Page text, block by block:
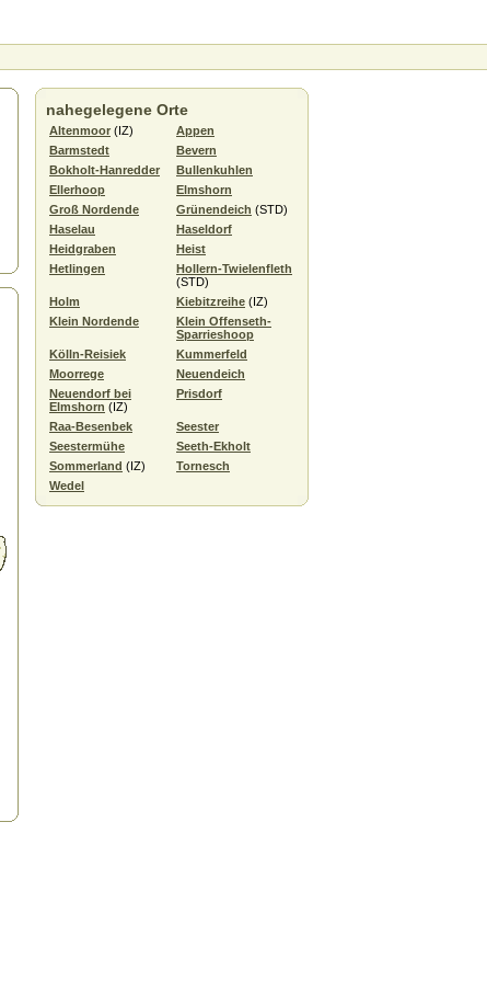
nahegelegene Orte
Altenmoor (IZ)
Appen
Barmstedt
Bevern
Bokholt-Hanredder
Bullenkuhlen
Ellerhoop
Elmshorn
Groß Nordende
Grünendeich (STD)
Haselau
Haseldorf
Heidgraben
Heist
Hetlingen
Hollern-Twielenfleth
(STD)
Holm
Kiebitzreihe (IZ)
Klein Nordende
Klein Offenseth-
Sparrieshoop
Kölln-Reisiek
Kummerfeld
Moorrege
Neuendeich
Neuendorf bei
Elmshorn (IZ)
Prisdorf
Raa-Besenbek
Seester
Seestermühe
Seeth-Ekholt
Sommerland (IZ)
Tornesch
Wedel